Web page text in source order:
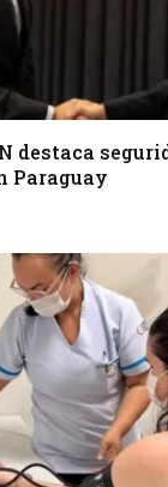
destaca
Paraguay